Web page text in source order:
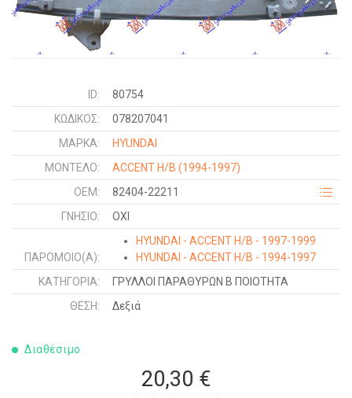
ID:
80754
ΚΩΔΙΚΌΣ:
078207041
ΜΑΡΚΑ:
HYUNDAI
ΜΟΝΤΕΛΟ:
ACCENT H/B (1994-1997)
OEM:
82404-22211
ΓΝΉΣΙΟ:
ΟΧΙ
ΠΑΡΌΜΟΙΟ(Α):
HYUNDAI - ACCENT H/B - 1997-1999
HYUNDAI - ACCENT H/B - 1994-1997
ΚΑΤΗΓΟΡΊΑ:
ΓΡΥΛΛΟΙ ΠΑΡΑΘΥΡΩΝ Β ΠΟΙΟΤΗΤΑ
ΘΈΣΗ:
Δεξιά
Διαθέσιμο
20,30 €